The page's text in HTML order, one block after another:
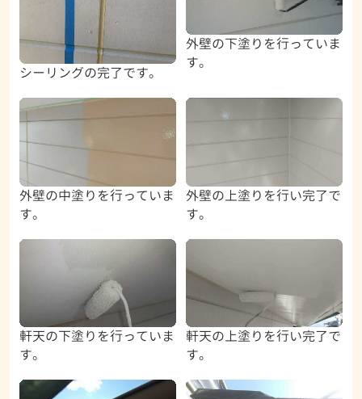
シーリングの完了です。
外壁の下塗りを行っていま
す。
外壁の中塗りを行っていま
す。
外壁の上塗りを行い完了で
す。
軒天の下塗りを行っていま
す。
軒天の上塗りを行い完了で
す。